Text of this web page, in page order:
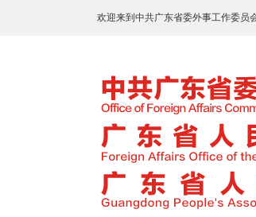
欢迎来到中共广东省委外事工作委员